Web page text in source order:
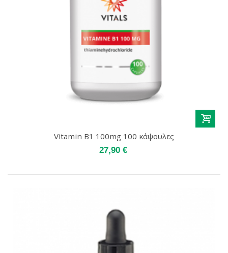
Vitamin Β1 100mg 100 κάψουλες
27,90 €